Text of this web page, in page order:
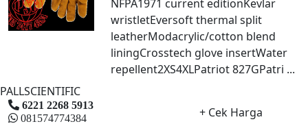
NFPA1971 current editionKevlar
wristletEversoft thermal split
leatherModacrylic/cotton blend
liningCrosstech glove insertWater
repellent2XS4XLPatriot 827GPatri ...
PALLSCIENTIFIC
6221 2268 5913
081574774384
+ Cek Harga